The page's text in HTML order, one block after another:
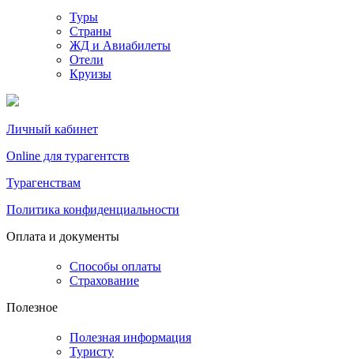
Туры
Страны
ЖД и Авиабилеты
Отели
Круизы
Личный кабинет
Online для турагентств
Турагенствам
Политика конфиденциальности
Оплата и документы
Способы оплаты
Страхование
Полезное
Полезная информация
Туристу